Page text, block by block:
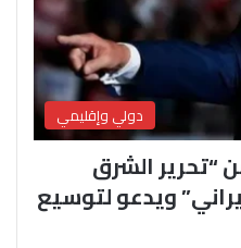
دولي وإقليمي
“تحرير الشرق
ويدعو لتوسيع